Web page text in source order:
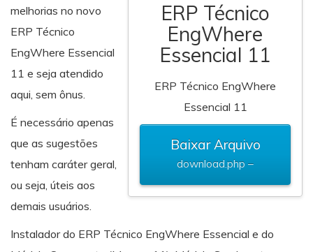
ERP Técnico
EngWhere
Essencial 11
ERP Técnico EngWhere
Essencial 11
Baixar Arquivo
download.php –
melhorias no novo
ERP Técnico
EngWhere Essencial
11 e seja atendido
aqui, sem ônus.
É necessário apenas
que as sugestões
tenham caráter geral,
ou seja, úteis aos
demais usuários.
Instalador do ERP Técnico EngWhere Essencial e do